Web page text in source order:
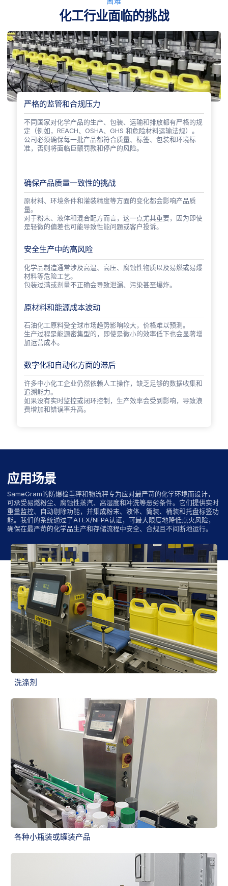
化工行业面临的挑战
严格的监管和合规压力
不同国家对化学产品的生产、包装、运输和排放都有严格的规
定（例如，REACH、OSHA、GHS 和危险材料运输法规）。
公司必须确保每一批产品都符合质量、标签、包装和环境标
准，否则将面临巨额罚款和停产的风险。
确保产品质量一致性的挑战
原材料、环境条件和灌装精度等方面的变化都会影响产品质
量。
对于粉末、液体和混合配方而言，这一点尤其重要，因为即使
是轻微的偏差也可能导致性能问题或客户投诉。
安全生产中的高风险
化学品制造通常涉及高温、高压、腐蚀性物质以及易燃或易爆
材料等危险工艺。
包装过满或剂量不正确会导致泄漏、污染甚至爆炸。
原材料和能源成本波动
石油化工原料受全球市场趋势影响较大，价格难以预测。
生产过程是能源密集型的，即使是微小的效率低下也会显著增
加运营成本。
数字化和自动化方面的滞后
许多中小化工企业仍然依赖人工操作，缺乏足够的数据收集和
追溯能力。
如果没有实时监控或闭环控制，生产效率会受到影响，导致浪
费增加和错误率升高。
应用场景
SameGram的防爆检重秤和物流秤专为应对最严苛的化学环境而设计，
可承受易燃粉尘、腐蚀性蒸汽、高湿度和冲洗等恶劣条件。它们提供实时
重量监控、自动剔除功能，并集成粉末、液体、筒装、桶装和托盘标签功
能。我们的系统通过了ATEX/NFPA认证，可最大限度地降低点火风险，
确保在最严苛的化学品生产和存储流程中安全、合规且不间断地运行。
洗涤剂
各种小瓶装或罐装产品